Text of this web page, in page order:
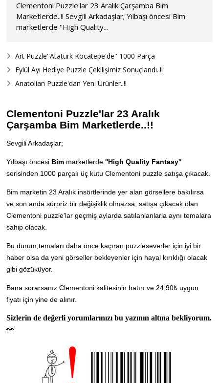
Clementoni Puzzle'lar 23 Aralık Çarşamba Bim
Marketlerde..!! Sevgili Arkadaşlar; Yılbaşı öncesi Bim
marketlerde ''High Quality...
Art Puzzle''Atatürk Kocatepe'de'' 1000 Parça
Eylül Ayı Hediye Puzzle Çekilişimiz Sonuçlandı..!!
Anatolian Puzzle'dan Yeni Ürünler..!!
Clementoni Puzzle'lar 23 Aralık
Çarşamba Bim Marketlerde..!!
Sevgili Arkadaşlar;
Yılbaşı öncesi Bim marketlerde''High Quality Fantasy''
serisinden 1000 parçalı üç kutu Clementoni puzzle satışa çıkacak.
Bim marketin 23 Aralık insörtlerinde yer alan görsellere bakılırsa
ve son anda sürpriz bir değişiklik olmazsa, satışa çıkacak olan
Clementoni puzzle'lar geçmiş aylarda satılanlanlarla aynı temalara
sahip olacak.
Bu durum,temaları daha önce kaçıran puzzleseverler için iyi bir
haber olsa da yeni görseller bekleyenler için hayal kırıklığı olacak
gibi gözüküyor.
Bana sorarsanız Clementoni kalitesinin hatırı ve 24,90₺ uygun
fiyatı için yine de alınır.
Sizlerin de değerli yorumlarınızı bu yazının altına bekliyorum.
👀